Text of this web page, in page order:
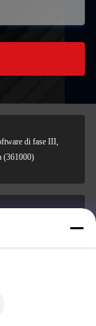
di fase III,
(361000)